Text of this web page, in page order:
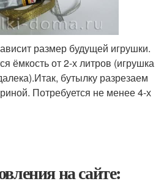
размер будущей игрушки.
ёмкость от 2-х литров (игрушка
бутылку разрезаем
Потребуется не менее 4-х
на сайте: